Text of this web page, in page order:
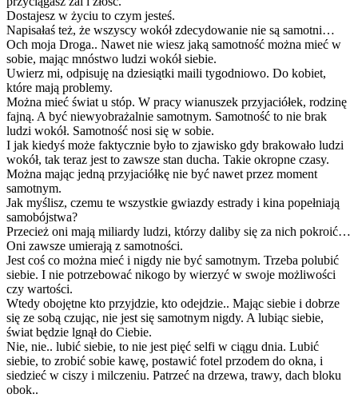
Dostajesz w życiu to czym jesteś.
Napisałaś też, że wszyscy wokół zdecydowanie nie są samotni…
Och moja Droga.. Nawet nie wiesz jaką samotność można mieć w
sobie, mając mnóstwo ludzi wokół siebie.
Uwierz mi, odpisuję na dziesiątki maili tygodniowo. Do kobiet,
które mają problemy.
Można mieć świat u stóp. W pracy wianuszek przyjaciółek, rodzinę
fajną. A być niewyobrażalnie samotnym. Samotność to nie brak
ludzi wokół. Samotność nosi się w sobie.
I jak kiedyś może faktycznie było to zjawisko gdy brakowało ludzi
wokół, tak teraz jest to zawsze stan ducha. Takie okropne czasy.
Można mając jedną przyjaciółkę nie być nawet przez moment
samotnym.
Jak myślisz, czemu te wszystkie gwiazdy estrady i kina popełniają
samobójstwa?
Przecież oni mają miliardy ludzi, którzy daliby się za nich pokroić…
Oni zawsze umierają z samotności.
Jest coś co można mieć i nigdy nie być samotnym. Trzeba polubić
siebie. I nie potrzebować nikogo by wierzyć w swoje możliwości
czy wartości.
Wtedy obojętne kto przyjdzie, kto odejdzie.. Mając siebie i dobrze
się ze sobą czując, nie jest się samotnym nigdy. A lubiąc siebie,
świat będzie lgnął do Ciebie.
Nie, nie.. lubić siebie, to nie jest pięć selfi w ciągu dnia. Lubić
siebie, to zrobić sobie kawę, postawić fotel przodem do okna, i
siedzieć w ciszy i milczeniu. Patrzeć na drzewa, trawy, dach bloku
obok..